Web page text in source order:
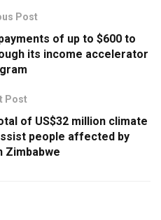
Post
of up to $600 to
its income accelerator
Post
of US$32 million climate
people affected by
Zimbabwe